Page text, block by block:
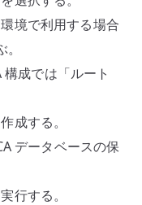
境で利用する場合
成では「ルート
成する。
データベースの保
行する。